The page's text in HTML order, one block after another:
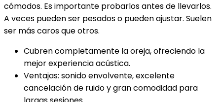
cómodos. Es importante probarlos antes de llevarlos.
A veces pueden ser pesados o pueden ajustar. Suelen
ser más caros que otros.
Cubren completamente la oreja, ofreciendo la
mejor experiencia acústica.
Ventajas: sonido envolvente, excelente
cancelación de ruido y gran comodidad para